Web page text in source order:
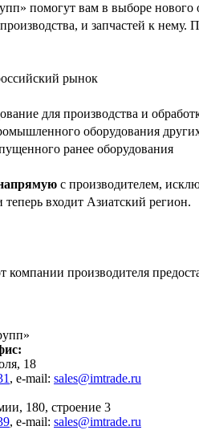
помогут вам в выборе нового
и запчастей к
рынок
для производства и
оборудования
ранее оборудования
с производителем,
теперь входит Азиатский регион.
компании производителя
»
18
, e-mail: sales@imtrade.ru
180, строение 3
, e-mail: sales@imtrade.ru